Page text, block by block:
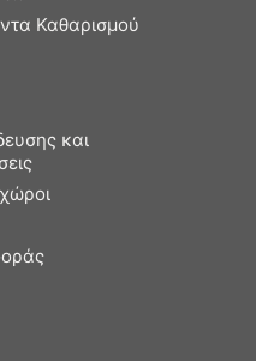
Καθαρισμού
και